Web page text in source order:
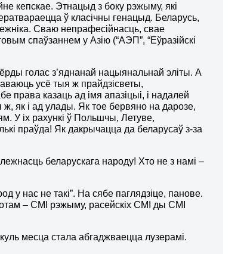
кепскае. Этнацыд з боку рэжыму, які
ў класічны генацыд. Беларусь,
Сваю непрафесійнасць, свае
спаўзаннем у Азію (“АЭП”, “Еўразійскі
голас з’яднанай нацыянальнай эліты. А
усё тыя ж прайдзісветы,
казаць ад імя апазіцыі, і надалей
ж, як і ад улады. Як тое бервяно на дарозе,
У іх рахункі ў Польшчы, Летуве,
праўда! Як дакрычацца да беларусаў з-за
беларускага народу! Хто не з намі –
нас не такі”. На сябе паглядзіце, панове.
– СМІ рэжыму, расейскіх СМІ ды СМІ
месца стала абгаджваецца лузерамі.